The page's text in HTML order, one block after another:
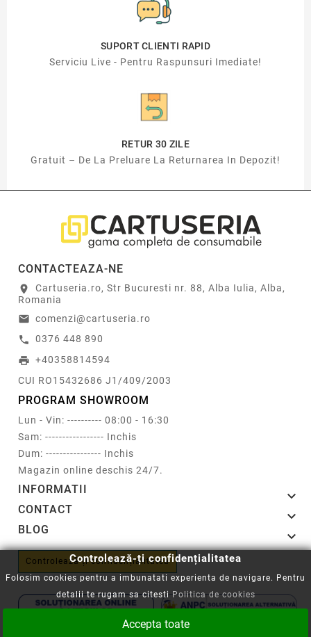
SUPORT CLIENTI RAPID
Serviciu Live - Pentru Raspunsuri Imediate!
RETUR 30 ZILE
Gratuit – De La Preluare La Returnarea In Depozit!
CONTACTEAZA-NE
location_on
Cartuseria.ro, Str Bucuresti nr. 88, Alba Iulia, Alba,
Romania
email comenzi@cartuseria.ro
call 0376 448 890
print +40358814594
CUI RO15432686 J1/409/2003
PROGRAM SHOWROOM
Lun - Vin: ---------- 08:00 - 16:30
Sam: ----------------- Inchis
Dum: ---------------- Inchis
Magazin online deschis 24/7.
INFORMATII 
CONTACT 
BLOG 
Controlează-ți confidențialitatea
Controlează-ți confidențialitatea
Folosim cookies pentru a imbunatati experienta de navigare. Pentru
detalii te rugam sa citestiPolitica de cookies
Accepta toate